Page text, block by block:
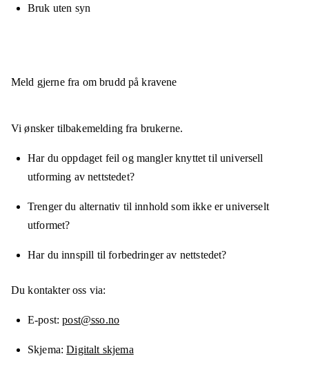
Bruk uten syn
Meld gjerne fra om brudd på kravene
Vi ønsker tilbakemelding fra brukerne.
Har du oppdaget feil og mangler knyttet til universell
utforming av nettstedet?
Trenger du alternativ til innhold som ikke er universelt
utformet?
Har du innspill til forbedringer av nettstedet?
Du kontakter oss via:
E-post post@sso.no
Skjema Digitalt skjema